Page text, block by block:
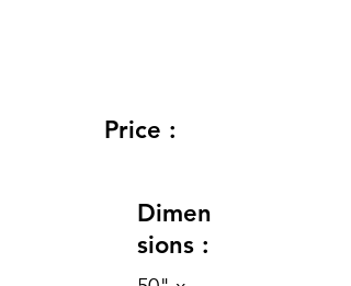
Price :
Dimen
sions :